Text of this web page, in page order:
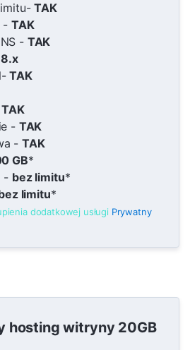
TAK
- TAK
- TAK
TAK
TAK
- TAK
- TAK
GB*
- bez limitu*
limitu*
dodatkowej usługi Prywatny
hosting witryny 20GB